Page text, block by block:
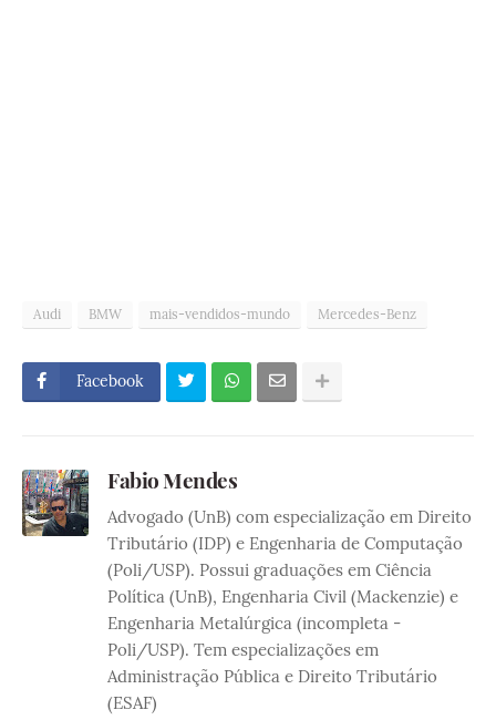
Audi BMW mais-vendidos-mundo Mercedes-Benz
Facebook
Fabio Mendes
Advogado (UnB) com especialização em Direito
Tributário (IDP) e Engenharia de Computação
(Poli/USP). Possui graduações em Ciência
Política (UnB), Engenharia Civil (Mackenzie) e
Engenharia Metalúrgica (incompleta -
Poli/USP). Tem especializações em
Administração Pública e Direito Tributário
(ESAF)